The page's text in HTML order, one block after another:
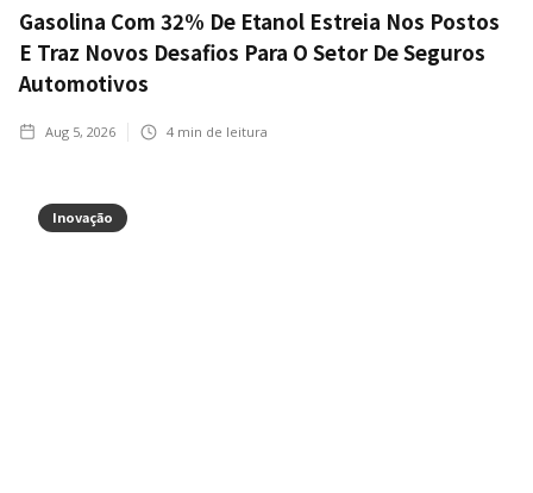
Gasolina Com 32% De Etanol Estreia Nos Postos
E Traz Novos Desafios Para O Setor De Seguros
Automotivos
Aug 5, 2026 4 min de leitura
Inovação